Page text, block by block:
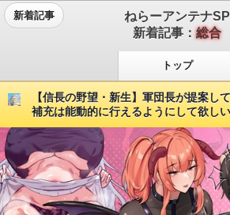
新着記事
ねらーアンテナSP
新着記事：総合
トップ
【信長の野望・新生】軍団長が提案し
補充は能動的に行えるようにして欲しい